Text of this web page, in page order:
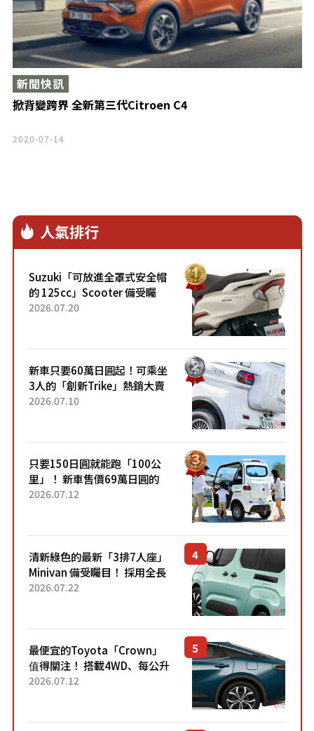
掀背變跨界 全新第三代Citroen C4
新聞快訊
2020-07-14
人氣排行
Suzuki「可放進全罩式安全帽
的 125cc」Scooter 備受矚
目！採用全新流線設計與各項
2026.07.20
新車只要60萬日圓起！可乘坐
3人的「創新Trike」熱銷大賣
成為人氣車款！「養車成本真
2026.07.10
只要150日圓就能跑「100公
里」！ 新車售價69萬日圓的
「3人座」Trike大受歡迎！ 順
2026.07.12
清新綠色的最新「3排7人座」
Minivan 備受矚目！ 採用全長
4.7公尺剛剛好的車身尺寸與
2026.07.22
最便宜的Toyota「Crown」
值得關注！ 搭載4WD、每公升
22.4公里低油耗表現超亮眼！
2026.07.12